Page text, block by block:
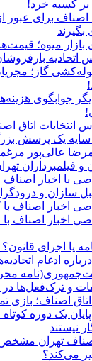
کسبه خرد!
برای عبور
اتحادیه
لوله‌کشی گاز؛
جوابگوی
اتاق
سایه یک پرسش
عالی‌پور
تهران | ۱۰ مرداد
با اخبار
سازان و
اخبار اصناف با
اخبار اصناف
یا اجرای
ادغام
و ترک‌فعل‌ها
۸ نفره اتاق اصناف؛
یک دوره
نیستند
اصناف تهران
می‌کند؟